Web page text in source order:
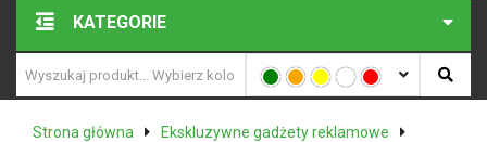
KATEGORIE
Strona główna
Ekskluzywne gadżety reklamowe